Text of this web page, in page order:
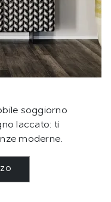
soggiorno
laccato: ti
moderne.